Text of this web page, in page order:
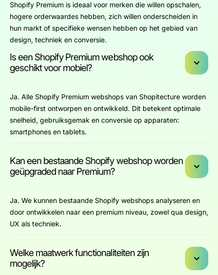
Shopify Premium is ideaal voor merken die willen opschalen,
hogere orderwaardes hebben, zich willen onderscheiden in
hun markt of specifieke wensen hebben op het gebied van
design, techniek en conversie.
Is een Shopify Premium webshop ook
geschikt voor mobiel?
Ja. Alle Shopify Premium webshops van Shopitecture worden
mobile-first ontworpen en ontwikkeld. Dit betekent optimale
snelheid, gebruiksgemak en conversie op apparaten:
smartphones en tablets.
Kan een bestaande Shopify webshop worden
geüpgraded naar Premium?
Ja. We kunnen bestaande Shopify webshops analyseren en
door ontwikkelen naar een premium niveau, zowel qua design,
UX als techniek.
Welke maatwerk functionaliteiten zijn
mogelijk?